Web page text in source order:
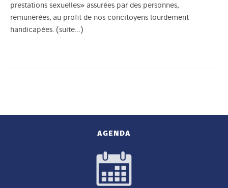
prestations sexuelles» assurées par des personnes,
rémunérées, au profit de nos concitoyens lourdement
handicapées. (suite…)
AGENDA